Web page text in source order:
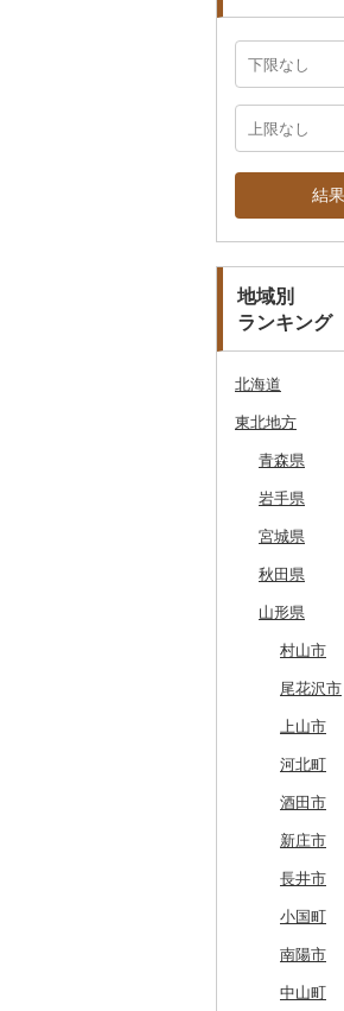
結
地域別
ランキング
北海道
安平町
八雲町
鹿部町
江差町
白老町
せたな町
旭川市
森町
稚内市
標津町
清里町
北斗市
留萌市
白糠町
釧路町
名寄市
東北地方
青森県
十和田市
大鰐町
南部町
五戸町
藤崎町
六ヶ所村
東北町
三戸町
東通村
黒石市
おいらせ
鶴田町
階上町
深浦町
岩手県
宮古市
軽米町
岩手町
矢巾町
釜石市
野田村
普代村
一戸町
陸前高田
紫波町
滝沢市
住田町
葛巻町
宮城県
柴田町
色麻町
丸森町
大衡村
加美町
利府町
白石市
登米市
山元町
名取市
川崎町
村田町
秋田県
大潟村
横手市
能代市
小坂町
仙北市
井川町
潟上市
三種町
藤里町
湯沢市
大館市
山形県
村山市
尾花沢市
上山市
河北町
酒田市
新庄市
長井市
小国町
南陽市
中山町